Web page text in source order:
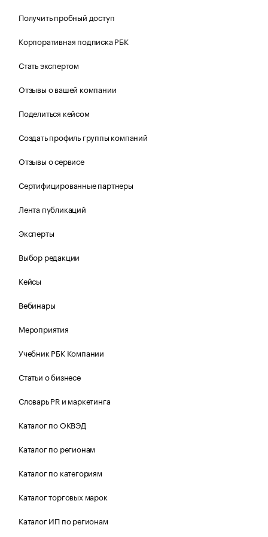
Получить пробный доступ
Корпоративная подписка РБК
Стать экспертом
Отзывы о вашей компании
Поделиться кейсом
Создать профиль группы компаний
Отзывы о сервисе
Сертифицированные партнеры
Лента публикаций
Эксперты
Выбор редакции
Кейсы
Вебинары
Мероприятия
Учебник РБК Компании
Статьи о бизнесе
Словарь PR и маркетинга
Каталог по ОКВЭД
Каталог по регионам
Каталог по категориям
Каталог торговых марок
Каталог ИП по регионам